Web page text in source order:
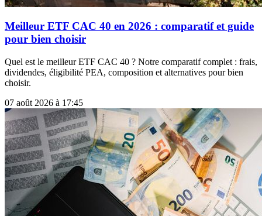
Meilleur ETF CAC 40 en 2026 : comparatif et guide
pour bien choisir
Quel est le meilleur ETF CAC 40 ? Notre comparatif complet : frais,
dividendes, éligibilité PEA, composition et alternatives pour bien
choisir.
07 août 2026 à 17:45